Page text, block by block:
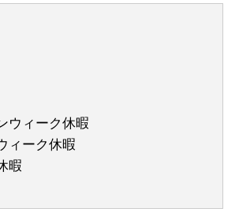
ウィーク休暇
ィーク休暇
暇